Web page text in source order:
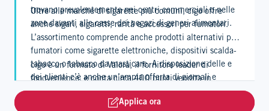
trovano prevalentemente nei centri commerciali o nelle
zone davanti alle casse dei negozi di generi alimentari.
Oltre alle marche di sigarette più comuni, cigo offre
anche sigari, sigaretti, rarità e accessori per fumatori.
L’assortimento comprende anche prodotti alternativi per
fumatori come sigarette elettroniche, dispositivi scalda-
tabacco o tabacco da masticare. A disposizione delle e
dei clienti c’è anche un’ampia offerta di giornali e
riviste e i consueti prodotti del settore. Vari store
dispongono inoltre di un punto Lotto o una postazione
cigo è un formato di Valora, il fornitore leader di
foodvenience, e conta circa 400 punti vendita in
Germania.
Applica ora